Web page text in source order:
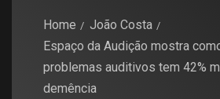
Home
João Costa
Espaço da Audição mostra
problemas auditivos tem 42%
demência